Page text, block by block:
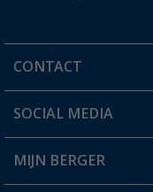
CONTACT
Een vraag?
Winkel vinden
SOCIAL MEDIA
MIJN BERGER